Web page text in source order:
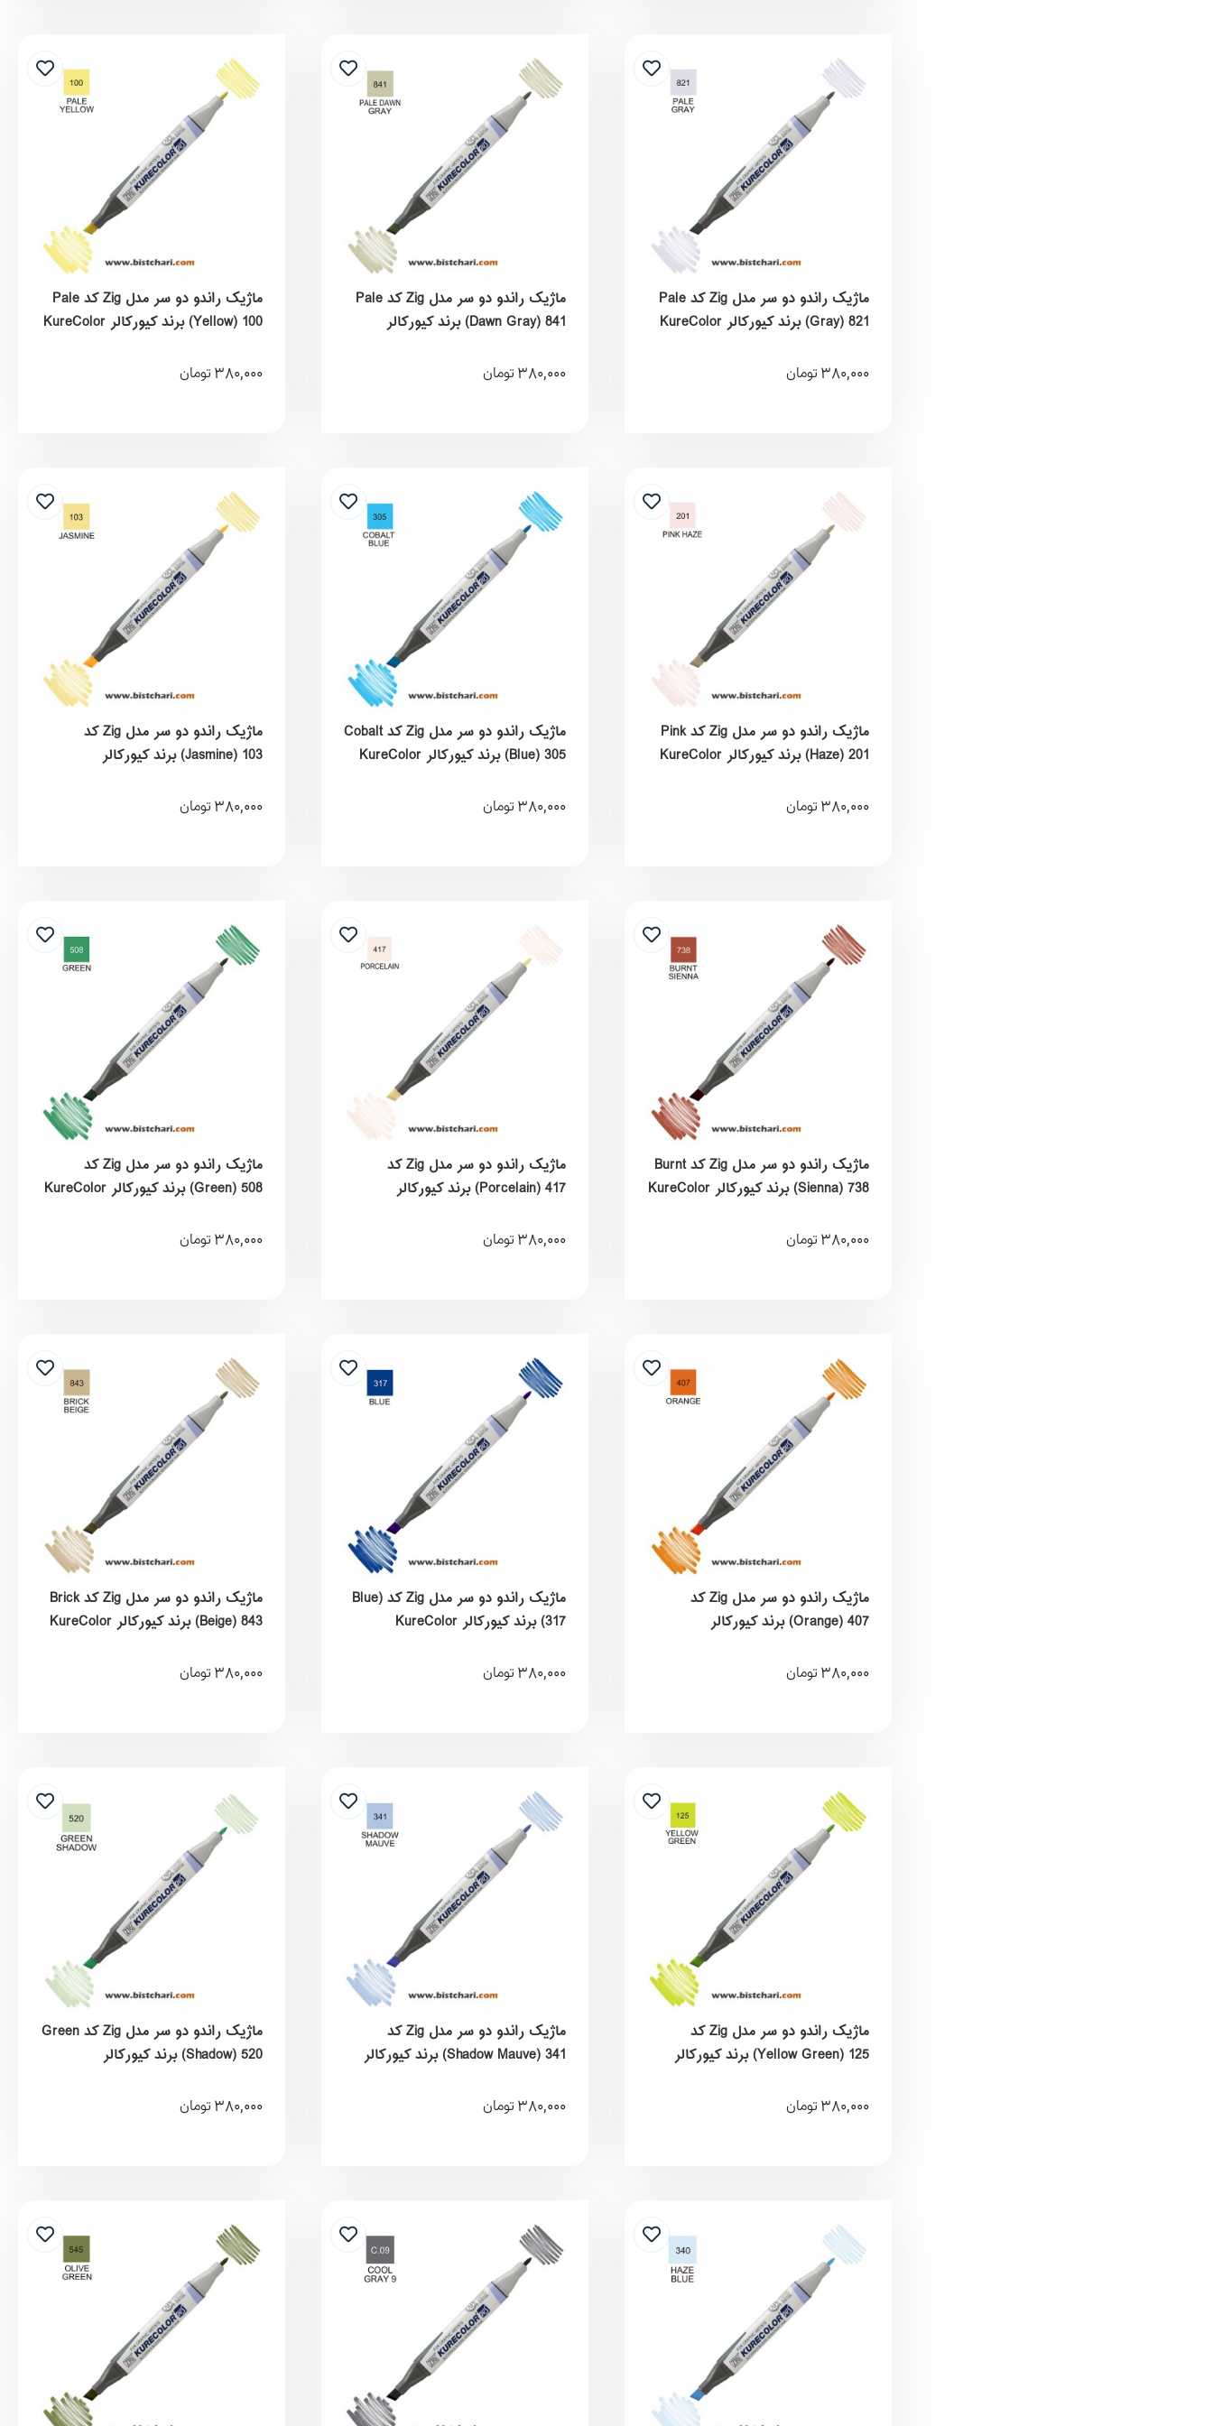
ماژیک راندو دو سر مدل Zig کد Pale
Gray) 821) برند کیورکالر KureColor
380,000 تومان
ماژیک راندو دو سر مدل Zig کد Pale
Dawn Gray) 841) برند کیورکالر
380,000 تومان
ماژیک راندو دو سر مدل Zig کد Pale
Yellow) 100) برند کیورکالر KureColor
380,000 تومان
ماژیک راندو دو سر مدل Zig کد Pink
Haze) 201) برند کیورکالر KureColor
380,000 تومان
ماژیک راندو دو سر مدل Zig کد Cobalt
Blue) 305) برند کیورکالر KureColor
380,000 تومان
ماژیک راندو دو سر مدل Zig کد
Jasmine) 103) برند کیورکالر
380,000 تومان
ماژیک راندو دو سر مدل Zig کد Burnt
Sienna) 738) برند کیورکالر KureColor
380,000 تومان
ماژیک راندو دو سر مدل Zig کد
Porcelain) 417) برند کیورکالر
380,000 تومان
ماژیک راندو دو سر مدل Zig کد
Green) 508) برند کیورکالر KureColor
380,000 تومان
ماژیک راندو دو سر مدل Zig کد
Orange) 407) برند کیورکالر
380,000 تومان
ماژیک راندو دو سر مدل Zig کد Blue)
317) برند کیورکالر KureColor
380,000 تومان
ماژیک راندو دو سر مدل Zig کد Brick
Beige) 843) برند کیورکالر KureColor
380,000 تومان
ماژیک راندو دو سر مدل Zig کد
Yellow Green) 125) برند کیورکالر
380,000 تومان
ماژیک راندو دو سر مدل Zig کد
Shadow Mauve) 341) برند کیورکالر
380,000 تومان
ماژیک راندو دو سر مدل Zig کد Green
Shadow) 520) برند کیورکالر
380,000 تومان